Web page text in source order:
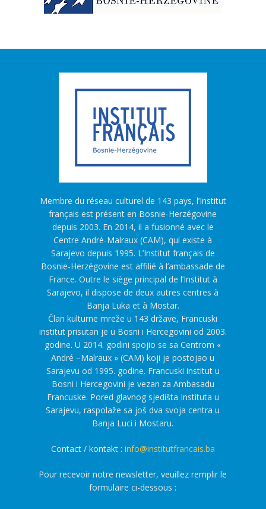
Membre du réseau culturel de 143 pays, l’Institut
français est présent en Bosnie-Herzégovine
depuis 2003. En 2014, il a fusionné avec le
Centre André-Malraux (CAM), qui existe à
Sarajevo depuis 1995. L’Institut français de
Bosnie-Herzégovine est affilié à l’ambassade de
France. Outre le siège principal de l’Institut à
Sarajevo, il dispose de deux autres centres à
Banja Luka et à Mostar.
Član kulturne mreže u 143 države, Francuski
institut prisutan je u Bosni i Hercegovini od 2003.
godine. U 2014. godini spojio se sa Centrom «
André –Malraux » (CAM) koji je postojao u
Sarajevu od 1995. godine. Francuski institut u
Bosni i Hercegovini je vezan za Ambasadu
Francuske. Pored glavnog sjedišta Instituta u
Sarajevu, raspolaže sa još dva svoja centra u
Banja Luci i Mostaru.
Contact / kontakt : info@institutfrancais.ba
Pour recevoir notre newsletter, veuillez remplir le
formulaire ci-dessous :